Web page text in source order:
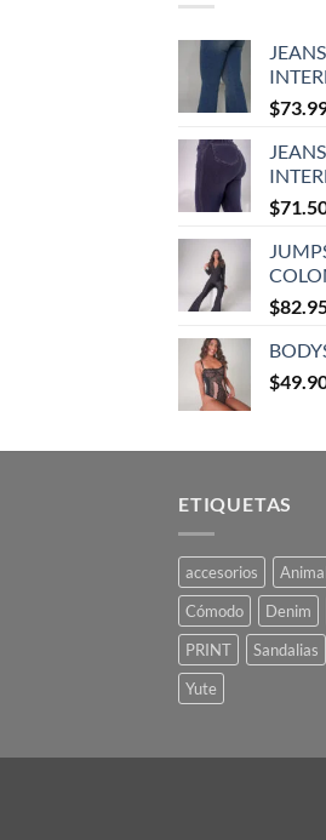
$
$
$
$
ETIQUETAS
accesorios
Cómodo
Denim
PRINT
Sandalias
Yute